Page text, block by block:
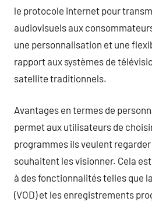
le protocole internet pour
audiovisuels aux
une personnalisation et une
rapport aux systèmes de
satellite traditionnels.
Avantages en termes de
permet aux utilisateurs de
programmes ils veulent
souhaitent les visionner. Cela
à des fonctionnalités telles que
(VOD) et les enregistrements